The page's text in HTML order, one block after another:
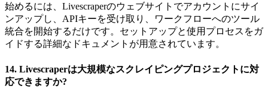
始めるには、Livescraperのウェブサイトでアカウントにサイ
ンアップし、APIキーを受け取り、ワークフローへのツール
統合を開始するだけです。セットアップと使用プロセスをガ
イドする詳細なドキュメントが用意されています。
14. Livescraperは大規模なスクレイピングプロジェクトに対
応できますか?